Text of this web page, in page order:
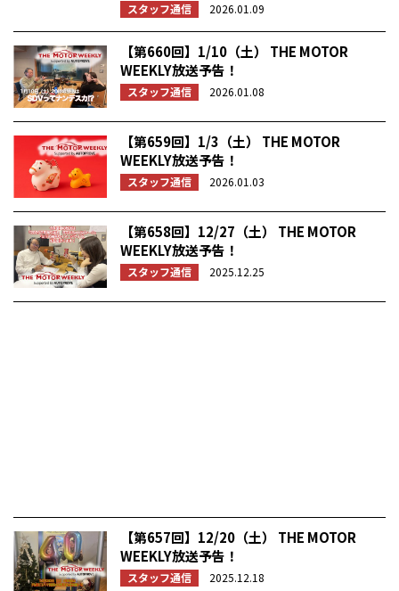
スタッフ通信 2026.01.09
【第660回】1/10（土） THE MOTOR
WEEKLY放送予告！
スタッフ通信 2026.01.08
【第659回】1/3（土） THE MOTOR
WEEKLY放送予告！
スタッフ通信 2026.01.03
【第658回】12/27（土） THE MOTOR
WEEKLY放送予告！
スタッフ通信 2025.12.25
【第657回】12/20（土） THE MOTOR
WEEKLY放送予告！
スタッフ通信 2025.12.18